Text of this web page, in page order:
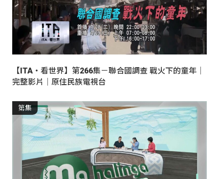
【ITA・看世界】第266集－聯合國調查 戰火下的童年｜
完整影片｜原住民族電視台
第集